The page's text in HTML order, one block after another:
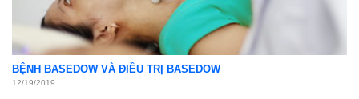
BỆNH BASEDOW VÀ ĐIỀU TRỊ BASEDOW
12/19/2019